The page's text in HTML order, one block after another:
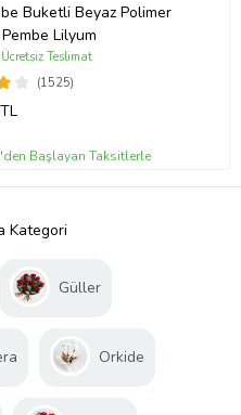
Buketli Beyaz Polimer
Lilyum
(1525)
Teslimat
Başlayan Taksitlerle
Kategori
Güller
Orkide